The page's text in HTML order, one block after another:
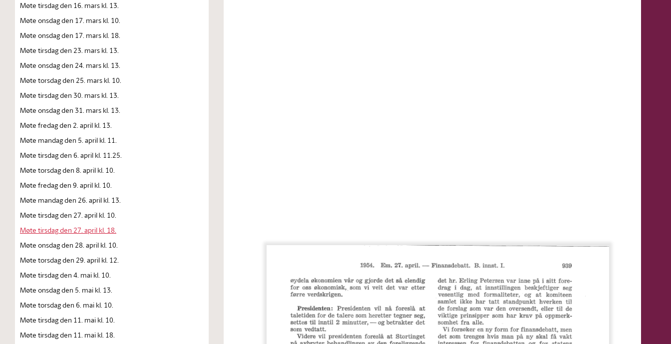
Møte tirsdag den 16. mars kl. 13.
Møte onsdag den 17. mars kl. 10.
Møte onsdag den 17. mars kl. 18.
Møte tirsdag den 23. mars kl. 13.
Møte onsdag den 24. mars kl. 13.
Møte torsdag den 25. mars kl. 10.
Møte tirsdag den 30. mars kl. 13.
Møte onsdag den 31. mars kl. 13.
Møte fredag den 2. april kl. 13.
Møte mandag den 5. april kl. 11.
Møte tirsdag den 6. april kl. 11.25.
Møte torsdag den 8. april kl. 10.
Møte fredag den 9. april kl. 10.
Møte mandag den 26. april kl. 13.
Møte tirsdag den 27. april kl. 10.
Møte tirsdag den 27. april kl. 18.
Møte onsdag den 28. april kl. 10.
Møte torsdag den 29. april kl. 12.
Møte tirsdag den 4. mai kl. 10.
Møte onsdag den 5. mai kl. 13.
Møte torsdag den 6. mai kl. 10.
Møte tirsdag den 11. mai kl. 10.
Møte tirsdag den 11. mai kl. 18.